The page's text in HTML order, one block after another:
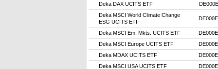
Deka DAX UCITS ETF
Deka MSCI World Climate Change
ESG UCITS ETF
Deka MSCI Em. Mkts. UCITS ETF
Deka MSCI Europe UCITS ETF
Deka MDAX UCITS ETF
Deka MSCI USA UCITS ETF